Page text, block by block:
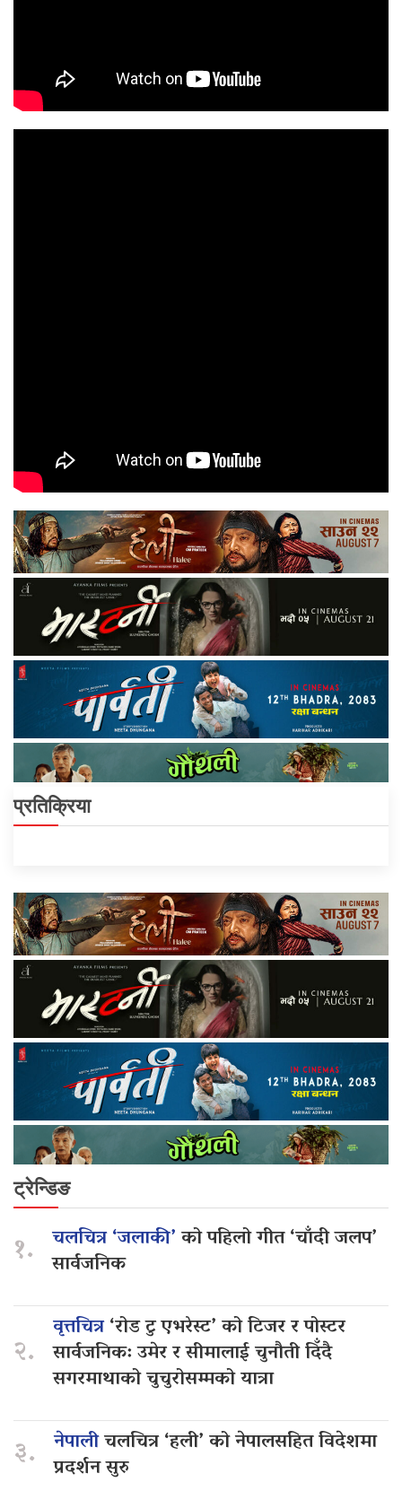
प्रतिक्रिया
ट्रेन्डिङ
१. चलचित्र ‘जलाकी’को पहिलो गीत ‘चाँदी जलप’
सार्वजनिक
२.
वृत्तचित्र‘रोड टु एभरेस्ट’ को टिजर र पोस्टर
सार्वजनिक: उमेर र सीमालाई चुनौती दिँदै
सगरमाथाको चुचुरोसम्मको यात्रा
३. नेपालीचलचित्र ‘हली’ को नेपालसहित विदेशमा
प्रदर्शन सुरु